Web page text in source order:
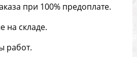
при 100% предоплате.
на складе.
работ.